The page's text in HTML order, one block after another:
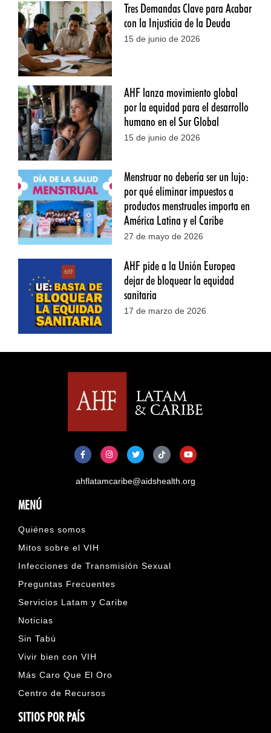
Tres Demandas Clave para Acabar
con la Injusticia de la Deuda
15 de junio de 2026
AHF lanza movimiento global
por la equidad para el desarrollo
humano en el Sur Global
15 de junio de 2026
Menstruar no debería ser un lujo:
por qué eliminar impuestos a
productos menstruales importa en
América Latina y el Caribe
27 de mayo de 2026
AHF pide a la Unión Europea
dejar de bloquear la equidad
sanitaria
17 de marzo de 2026
ahflatamcaribe@aidshealth.org
MENÚ
Quiénes somos
Mitos sobre el VIH
Infecciones de Transmisión Sexual
Preguntas Frecuentes
Servicios Latam y Caribe
Noticias
Sin Tabú
Vivir bien con VIH
Más Caro Que El Oro
Centro de Recursos
SITIOS POR PAÍS